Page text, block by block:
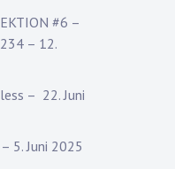
#6 –
– 12.
– 22. Juni
5. Juni 2025